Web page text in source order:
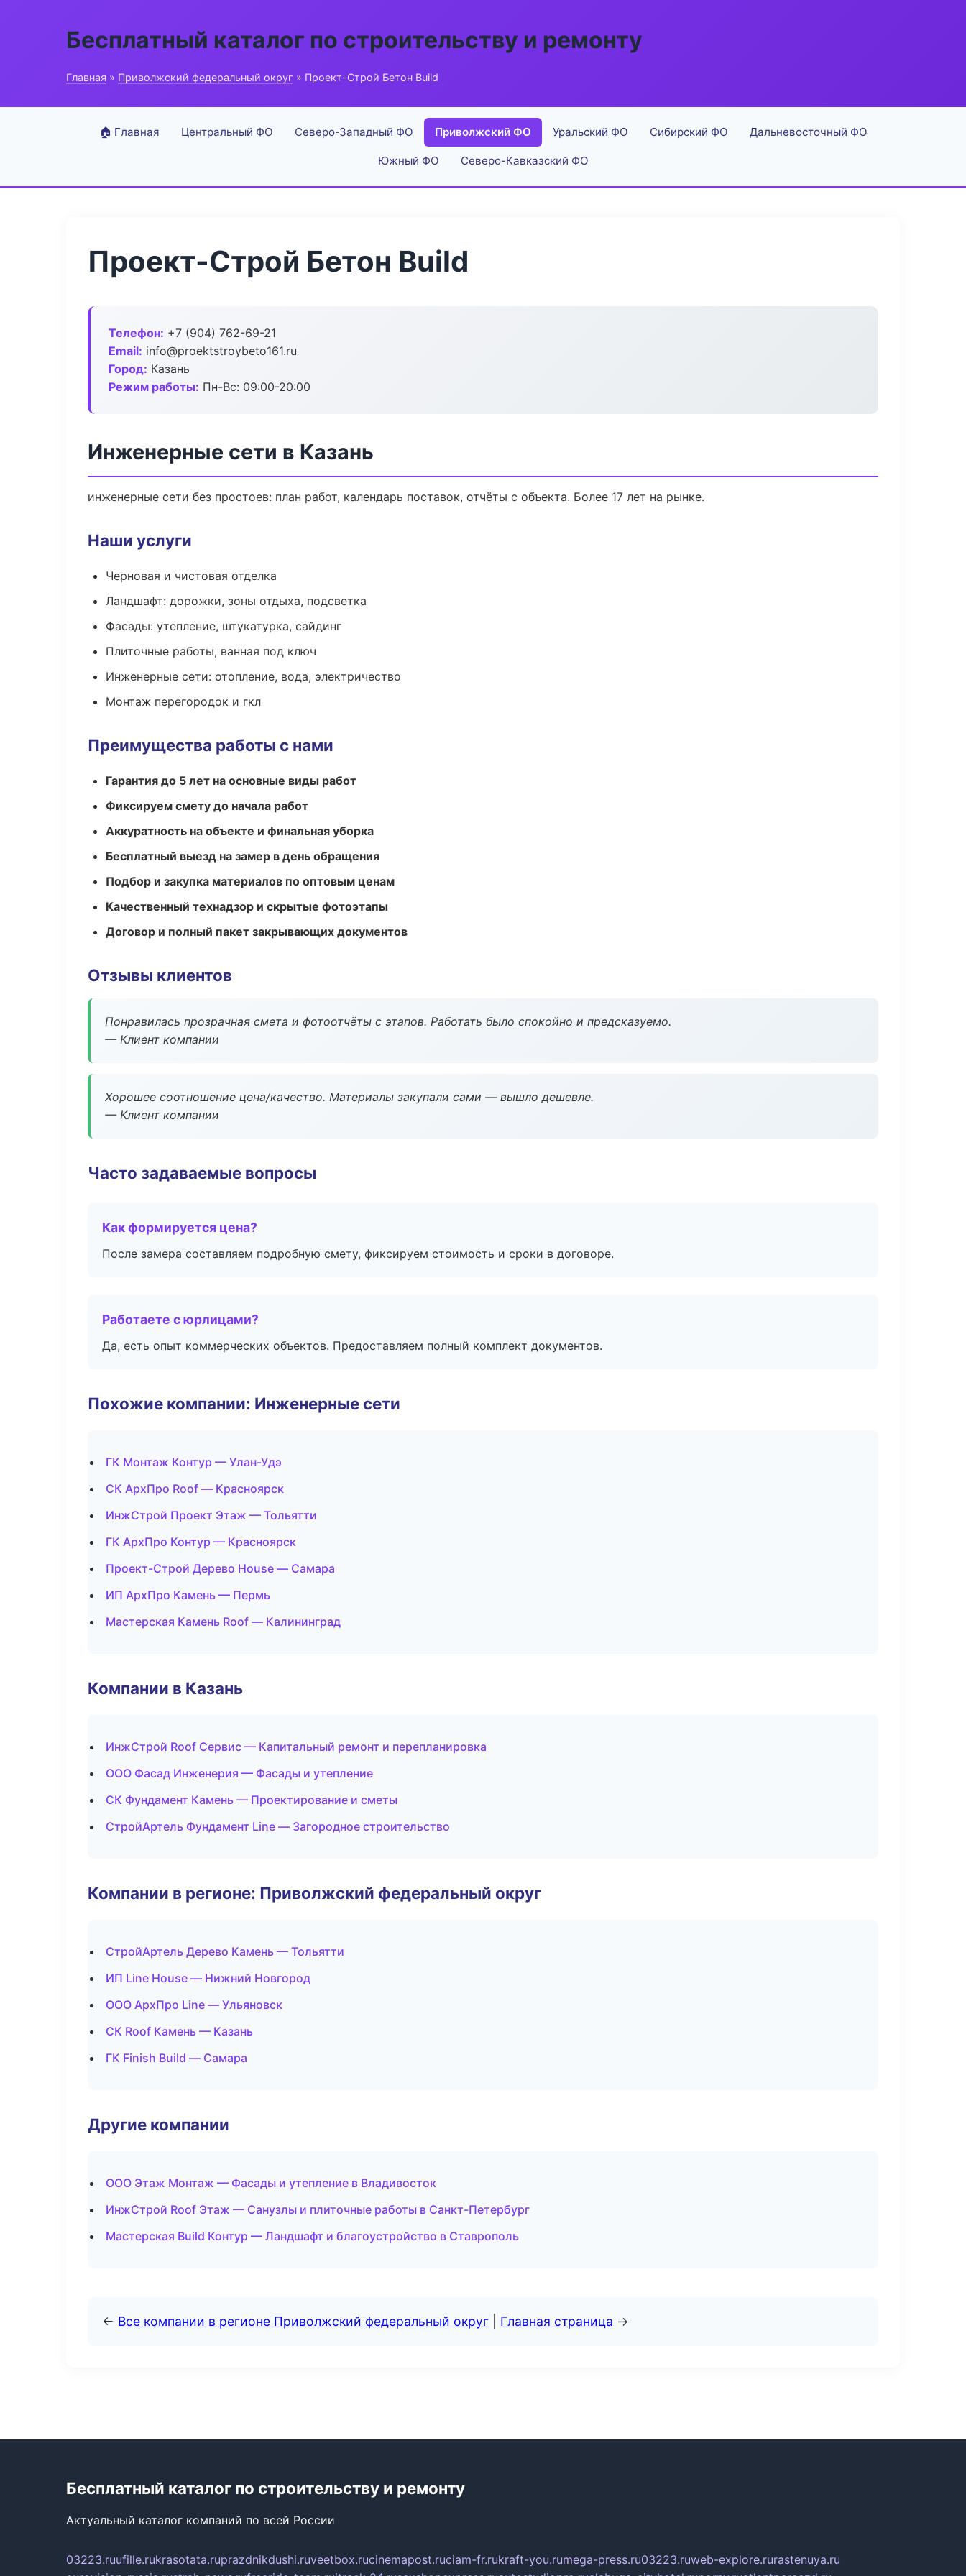
Бесплатный каталог по строительству и ремонту
Главная » Приволжский федеральный округ » Проект-Строй Бетон Build
🏠 Главная Центральный ФО Северо-Западный ФО Приволжский ФО Уральский ФО Сибирский ФО Дальневосточный ФО
Южный ФО Северо-Кавказский ФО
Проект-Строй Бетон Build
Телефон: +7 (904) 762-69-21
Email: info@proektstroybeto161.ru
Город: Казань
Режим работы: Пн-Вс: 09:00-20:00
Инженерные сети в Казань
инженерные сети без простоев: план работ, календарь поставок, отчёты с объекта. Более 17 лет на рынке.
Наши услуги
Черновая и чистовая отделка
Ландшафт: дорожки, зоны отдыха, подсветка
Фасады: утепление, штукатурка, сайдинг
Плиточные работы, ванная под ключ
Инженерные сети: отопление, вода, электричество
Монтаж перегородок и гкл
Преимущества работы с нами
Гарантия до 5 лет на основные виды работ
Фиксируем смету до начала работ
Аккуратность на объекте и финальная уборка
Бесплатный выезд на замер в день обращения
Подбор и закупка материалов по оптовым ценам
Качественный технадзор и скрытые фотоэтапы
Договор и полный пакет закрывающих документов
Отзывы клиентов
Понравилась прозрачная смета и фотоотчёты с этапов. Работать было спокойно и предсказуемо.
— Клиент компании
Хорошее соотношение цена/качество. Материалы закупали сами — вышло дешевле.
— Клиент компании
Часто задаваемые вопросы
Как формируется цена?
После замера составляем подробную смету, фиксируем стоимость и сроки в договоре.
Работаете с юрлицами?
Да, есть опыт коммерческих объектов. Предоставляем полный комплект документов.
Похожие компании: Инженерные сети
ГК Монтаж Контур — Улан-Удэ
СК АрхПро Roof — Красноярск
ИнжСтрой Проект Этаж — Тольятти
ГК АрхПро Контур — Красноярск
Проект-Строй Дерево House — Самара
ИП АрхПро Камень — Пермь
Мастерская Камень Roof — Калининград
Компании в Казань
ИнжСтрой Roof Сервис — Капитальный ремонт и перепланировка
ООО Фасад Инженерия — Фасады и утепление
СК Фундамент Камень — Проектирование и сметы
СтройАртель Фундамент Line — Загородное строительство
Компании в регионе: Приволжский федеральный округ
СтройАртель Дерево Камень — Тольятти
ИП Line House — Нижний Новгород
ООО АрхПро Line — Ульяновск
СК Roof Камень — Казань
ГК Finish Build — Самара
Другие компании
ООО Этаж Монтаж — Фасады и утепление в Владивосток
ИнжСтрой Roof Этаж — Санузлы и плиточные работы в Санкт-Петербург
Мастерская Build Контур — Ландшафт и благоустройство в Ставрополь
← Все компании в регионе Приволжский федеральный округ Главная страница →
Бесплатный каталог по строительству и ремонту
Актуальный каталог компаний по всей России
03223.ruufille.rukrasotata.ruprazdnikdushi.ruveetbox.rucinemapost.ruciam-fr.rukraft-you.rumega-press.ru03223.ruweb-explore.rurastenuya.ru